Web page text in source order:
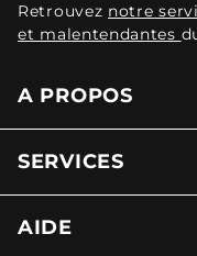
Retrouvez notre
et malentendantes
A PROPOS
SERVICES
AIDE